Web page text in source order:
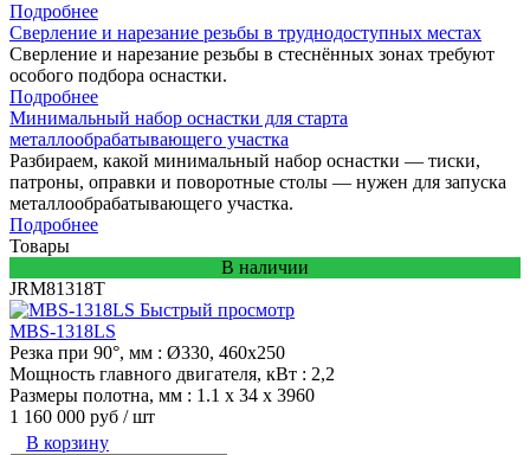
Подробнее
Сверление и нарезание резьбы в труднодоступных местах
Сверление и нарезание резьбы в стеснённых зонах требуют
особого подбора оснастки.
Подробнее
Минимальный набор оснастки для старта
металлообрабатывающего участка
Разбираем, какой минимальный набор оснастки — тиски,
патроны, оправки и поворотные столы — нужен для запуска
металлообрабатывающего участка.
Подробнее
Товары
В наличии
JRM81318T
Быстрый просмотр
MBS-1318LS
Резка при 90°, мм : Ø330, 460x250
Мощность главного двигателя, кВт : 2,2
Размеры полотна, мм : 1.1 x 34 x 3960
1 160 000 руб / шт
В корзину